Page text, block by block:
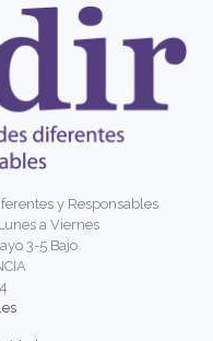
y Responsables
a Viernes
3-5 Bajo